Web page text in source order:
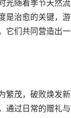
光随着季节天然流
是治愈的关键，游
它们共同营造出一
繁茂，破败焕发新
通过日常的赠礼与